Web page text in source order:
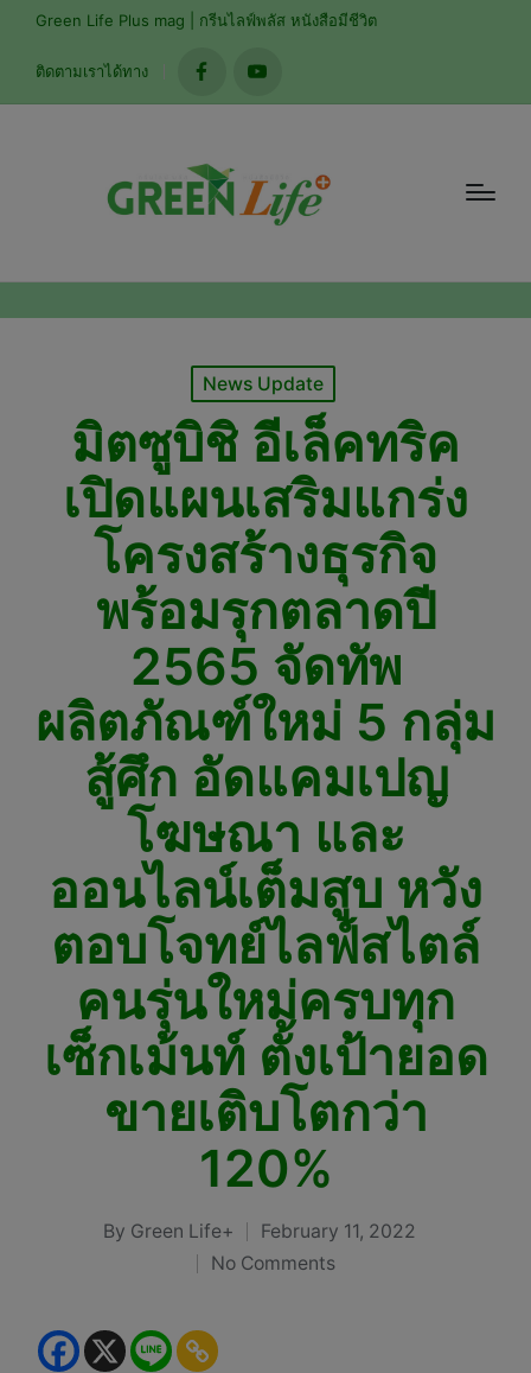
Green Life Plus mag | กรีนไลฟ์พลัส หนังสือมีชีวิต
ติดตามเราได้ทาง
facebookyoutube
Posted
News Update
มิตซูบิชิ อีเล็คทริค
เปิดแผนเสริมแกร่ง
โครงสร้างธุรกิจ
พร้อมรุกตลาดปี
2565 จัดทัพ
ผลิตภัณฑ์ใหม่ 5 กลุ่ม
สู้ศึก อัดแคมเปญ
โฆษณา และ
ออนไลน์เต็มสูบ หวัง
ตอบโจทย์ไลฟ์สไตล์
คนรุ่นใหม่ครบทุก
เซ็กเม้นท์ ตั้งเป้ายอด
ขายเติบโตกว่า
120%
Posted
By Green Life+
February 11, 2022
No Comments